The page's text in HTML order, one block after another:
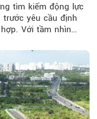
tìm kiếm động lực
trước yêu cầu định
Với tầm nhìn